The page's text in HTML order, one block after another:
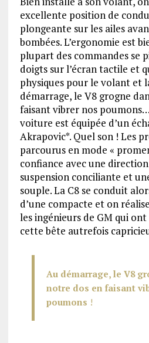
excellente position de
plongeante sur les ailes
bombées. L’ergonomie est
plupart des commandes se
doigts sur l’écran tactile et
physiques pour le volant et
démarrage, le V8 grogne
faisant vibrer nos
voiture est équipée d’un
Akrapovic*. Quel son ! Les
parcourus en mode «
confiance avec une
suspension conciliante et
souple. La C8 se conduit
d’une compacte et on
les ingénieurs de GM qui
cette bête autrefois
Au démarrage, le V8
notre dos en faisant
poumons !